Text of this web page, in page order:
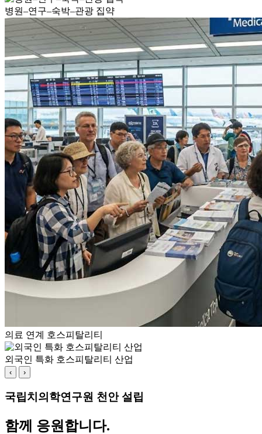
병원–연구–숙박–관광 집약
의료 연계 호스피탈리티
외국인 특화 호스피탈리티 산업
‹ ›
국립치의학연구원 천안 설립
함께 응원합니다.